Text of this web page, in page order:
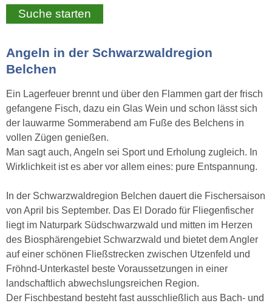
Angeln in der Schwarzwaldregion
Belchen
Ein Lagerfeuer brennt und über den Flammen gart der frisch
gefangene Fisch, dazu ein Glas Wein und schon lässt sich
der lauwarme Sommerabend am Fuße des Belchens in
vollen Zügen genießen.
Man sagt auch, Angeln sei Sport und Erholung zugleich. In
Wirklichkeit ist es aber vor allem eines: pure Entspannung.
In der Schwarzwaldregion Belchen dauert die Fischersaison
von April bis September. Das El Dorado für Fliegenfischer
liegt im Naturpark Südschwarzwald und mitten im Herzen
des Biosphärengebiet Schwarzwald und bietet dem Angler
auf einer schönen Fließstrecken zwischen Utzenfeld und
Fröhnd-Unterkastel beste Voraussetzungen in einer
landschaftlich abwechslungsreichen Region.
Der Fischbestand besteht fast ausschließlich aus Bach- und